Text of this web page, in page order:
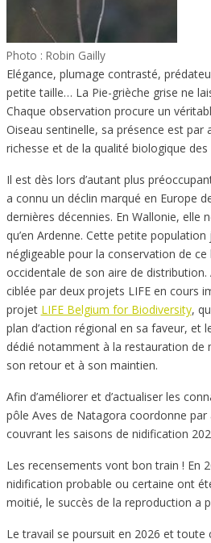
Photo : Robin Gailly
Elégance, plumage contrasté,
petite taille… La Pie-grièche grise ne
Chaque observation procure un
Oiseau sentinelle, sa présence est par
richesse et de la qualité biologique des
Il est dès lors d’autant plus
a connu un déclin marqué en Europe
dernières décennies. En Wallonie, elle
qu’en Ardenne. Cette petite
négligeable pour la conservation de
occidentale de son aire de distribution.
ciblée par deux projets LIFE en cours
projet LIFE Belgium for Biodiversity,
plan d’action régional en sa faveur, et
dédié notamment à la restauration de
son retour et à son maintien.
Afin d’améliorer et d’actualiser les
pôle Aves de Natagora coordonne par
couvrant les saisons de nidification
Les recensements vont bon train ! En
nidification probable ou certaine ont
moitié, le succès de la reproduction a
Le travail se poursuit en 2026 et toute